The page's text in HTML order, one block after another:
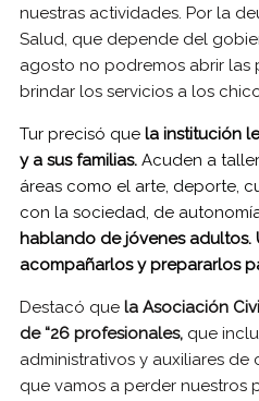
nuestras actividades. Por la
Salud, que depende del
agosto no podremos abrir las
brindar los servicios a los
Tur precisó que la institución
y a sus familias. Acuden a
áreas como el arte, deporte,
con la sociedad, de
hablando de jóvenes adultos.
acompañarlos y prepararlos
Destacó que la Asociación
de “26 profesionales, que
administrativos y auxiliares de
que vamos a perder nuestros